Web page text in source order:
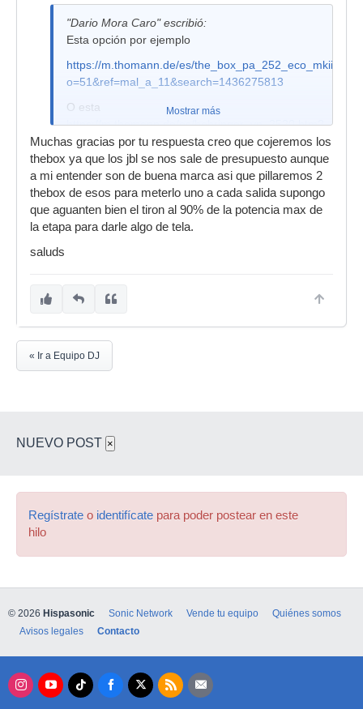
"Dario Mora Caro" escribió:
Esta opción por ejemplo
https://m.thomann.de/es/the_box_pa_252_eco_mkii.htm?
o=51&ref=mal_a_11&search=1436275813
O esta
https://m.thomann.de/es/behringer_vp_2520.htm?
o=54&ref=mal_a_14&search=1436275813
O esta , pero se te sube de precio
https://m.thomann.de/es/jbl_jrx_225.htm?
o=3&ref=mal_a_3&search=1436278577
Mostrar más
Muchas gracias por tu respuesta creo que cojeremos los
thebox ya que los jbl se nos sale de presupuesto aunque
a mi entender son de buena marca asi que pillaremos 2
thebox de esos para meterlo uno a cada salida supongo
que aguanten bien el tiron al 90% de la potencia max de
la etapa para darle algo de tela.
saluds
« Ir a Equipo DJ
NUEVO POST ×
Regístrate o identifícate para poder postear en este
hilo
© 2026 Hispasonic Sonic Network Vende tu equipo
Quiénes somos
Avisos legales
Contacto